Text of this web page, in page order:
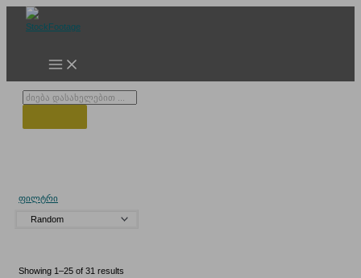
Products
ფილტრი
Showing 1–25 of 31 results